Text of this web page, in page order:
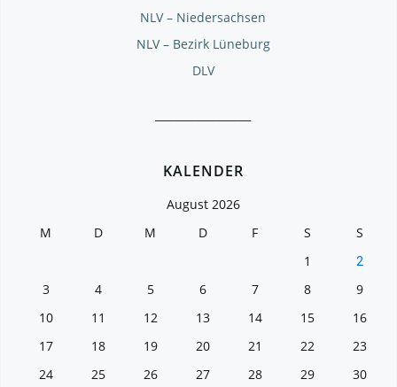
NLV – Niedersachsen
NLV – Bezirk Lüneburg
DLV
KALENDER
August 2026
M
D M D F S
S
1
2
3 4 5 6 7 8
9
10
11 12 13 14 15
16
17
18 19 20 21 22
23
24
25 26 27 28 29 30